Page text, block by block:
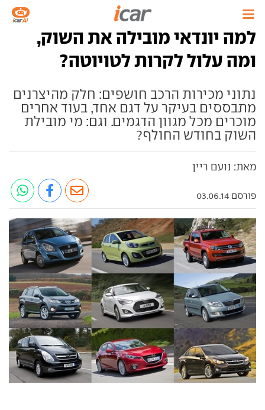
למה יונדאי מובילה את השוק,
ומה עלול לקרות לטויוטה?
נתוני מכירות הרכב חושפים: חלק מהיצרנים
מתבססים בעיקר על דגם אחד, בעוד אחרים
מוכרים מכל מגוון הדגמים. וגם: מי מובילת
השוק בחודש החולף?
מאת: נועם ריין
פורסם 03.06.14